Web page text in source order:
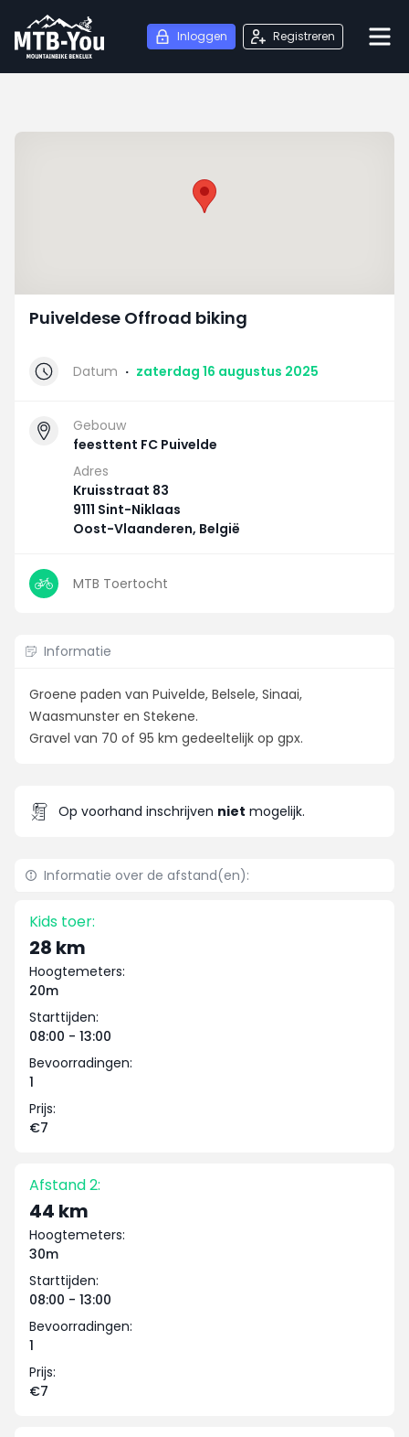
Inloggen Registreren
Puiveldese Offroad biking
Datum · zaterdag 16 augustus 2025
Gebouw
feesttent FC Puivelde
Adres
Kruisstraat 83
9111 Sint-Niklaas
Oost-Vlaanderen, België
MTB Toertocht
Informatie
Groene paden van Puivelde, Belsele, Sinaai,
Waasmunster en Stekene.
Gravel van 70 of 95 km gedeeltelijk op gpx.
Op voorhand inschrijven niet mogelijk.
Informatie over de afstand(en):
Kids toer:
28 km
Hoogtemeters:
20m
Starttijden:
08:00 - 13:00
Bevoorradingen:
1
Prijs:
€7
Afstand 2:
44 km
Hoogtemeters:
30m
Starttijden:
08:00 - 13:00
Bevoorradingen:
1
Prijs:
€7